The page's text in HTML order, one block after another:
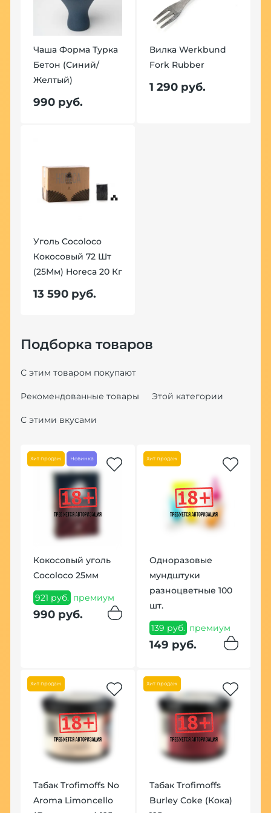
Чаша Форма Турка
Бетон (Синий/
Желтый)
990 руб.
Вилка Werkbund
Fork Rubber
1 290 руб.
Уголь Cocoloco
Кокосовый 72 Шт
(25Мм) Horeca 20 Кг
13 590 руб.
Подборка товаров
С этим товаром покупают
Рекомендованные товары Этой категории
С этими вкусами
Хит продаж Новинка
Кокосовый уголь
Cocoloco 25мм
921 руб. премиум
990 руб.
Хит продаж
Одноразовые
мундштуки
разноцветные 100
шт.
139 руб. премиум
149 руб.
Хит продаж
Табак Trofimoffs No
Aroma Limoncello
Хит продаж
Табак Trofimoffs
Burley Coke (Кока)